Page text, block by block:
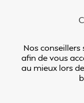
Nos
afin de vous
au mieux lors